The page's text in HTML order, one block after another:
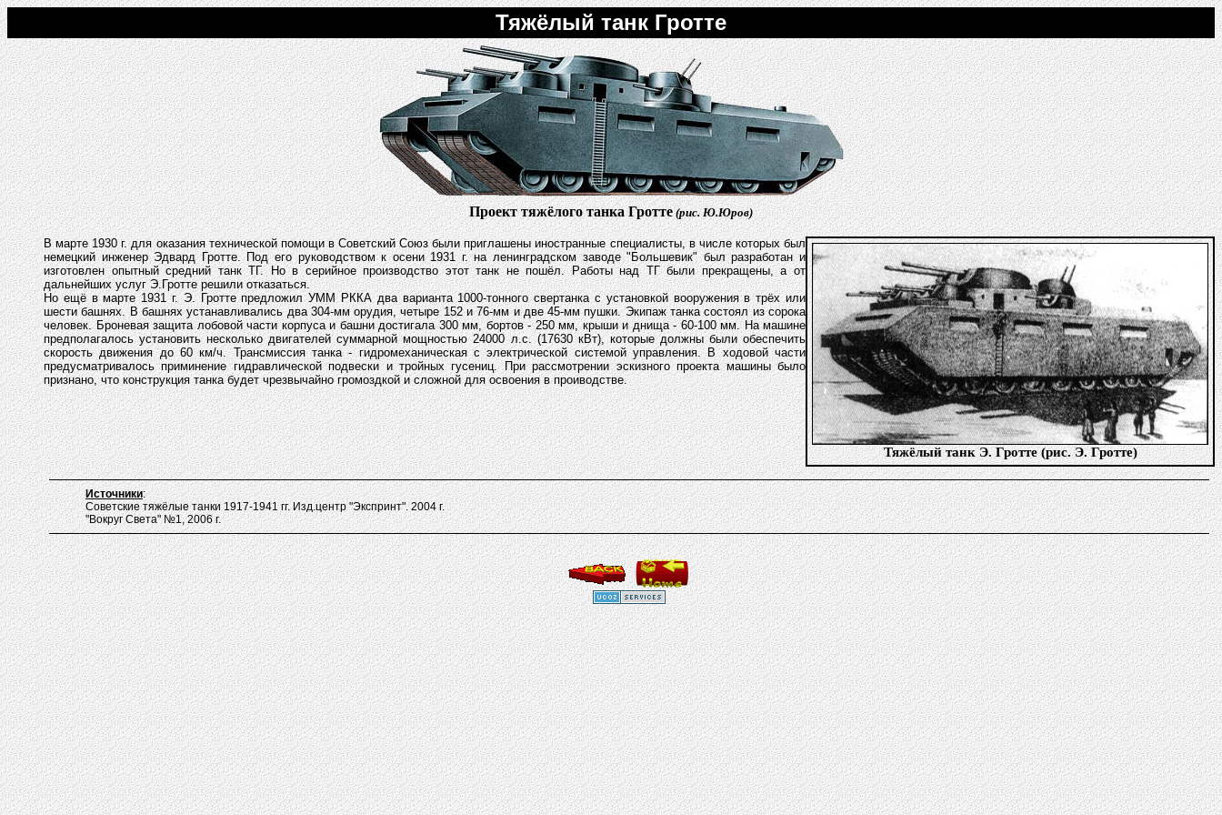
Тяжёлый танк Гротте
Проект тяжёлого танка Гротте (рис. Ю.Юров)
Тяжёлый танк Э. Гротте (рис. Э. Гротте)
В марте 1930 г. для оказания технической помощи в Советский Союз были приглашены иностранные специалисты, в числе которых был
немецкий инженер Эдвард Гротте. Под его руководством к осени 1931 г. на ленинградском заводе "Большевик" был разработан и
изготовлен опытный средний танк ТГ. Но в серийное производство этот танк не пошёл. Работы над ТГ были прекращены, а от
дальнейших услуг Э.Гротте решили отказаться.
Но ещё в марте 1931 г. Э. Гротте предложил УММ РККА два варианта 1000-тонного свертанка с установкой вооружения в трёх или
шести башнях. В башнях устанавливались два 304-мм орудия, четыре 152 и 76-мм и две 45-мм пушки. Экипаж танка состоял из сорока
человек. Броневая защита лобовой части корпуса и башни достигала 300 мм, бортов - 250 мм, крыши и днища - 60-100 мм. На машине
предполагалось установить несколько двигателей суммарной мощностью 24000 л.с. (17630 кВт), которые должны были обеспечить
скорость движения до 60 км/ч. Трансмиссия танка - гидромеханическая с электрической системой управления. В ходовой части
предусматривалось приминение гидравлической подвески и тройных гусениц. При рассмотрении эскизного проекта машины было
признано, что конструкция танка будет чрезвычайно громоздкой и сложной для освоения в проиводстве.
Источники:
Советские тяжёлые танки 1917-1941 гг. Изд.центр "Экспринт". 2004 г.
"Вокруг Света" №1, 2006 г.